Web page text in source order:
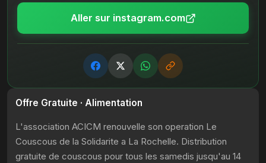
Aller sur instagram.com
Offre Gratuite · Alimentation
L'association ACICM renouvelle son operation Le
Couscous de la Solidarite a La Rochelle. Distribution
gratuite de couscous pour tous les samedis jusqu'au 14